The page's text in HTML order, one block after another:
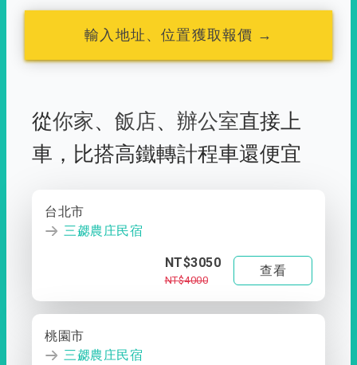
輸入地址、位置獲取報價 →
從你家、 飯店、 辦公室直接上
車， 比搭高鐵轉計程車還便宜
台北市
三勰農庄民宿
NT$3050
NT$4000
查看
桃園市
三勰農庄民宿